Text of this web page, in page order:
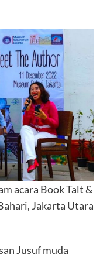
acara Book Talt &
Jakarta Utara
Jusuf muda